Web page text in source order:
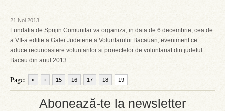
Abonează-te la newsletter
21 Noi 2013
Fundatia de Sprijin Comunitar va organiza, in data de 6 decembrie, cea de
a VII-a editie a Galei Judetene a Voluntarului Bacauan, eveniment ce
aduce recunoastere voluntarilor si proiectelor de voluntariat din judetul
Bacau din anul 2013.
Page: « ‹ 15 16 17 18 19